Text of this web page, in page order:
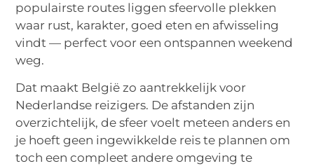
populairste routes liggen sfeervolle plekken
waar rust, karakter, goed eten en afwisseling
vindt — perfect voor een ontspannen weekend
weg.
Dat maakt België zo aantrekkelijk voor
Nederlandse reizigers. De afstanden zijn
overzichtelijk, de sfeer voelt meteen anders en
je hoeft geen ingewikkelde reis te plannen om
toch een compleet andere omgeving te